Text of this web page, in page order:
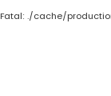
Fatal: ./cache/